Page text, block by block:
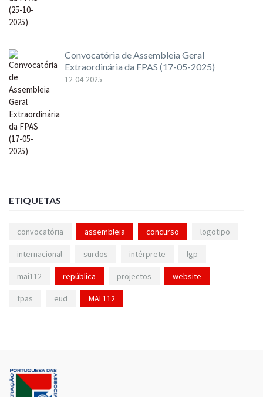
Convocatória de Assembleia Geral
Extraordinária da FPAS (17-05-2025)
12-04-2025
ETIQUETAS
convocatória assembleia concurso logotipo
internacional surdos intérprete lgp
mai112 república projectos website
fpas eud MAI 112